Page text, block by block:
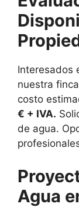
Interesados
nuestra
costo
€ + IVA.
de agua.
Agua